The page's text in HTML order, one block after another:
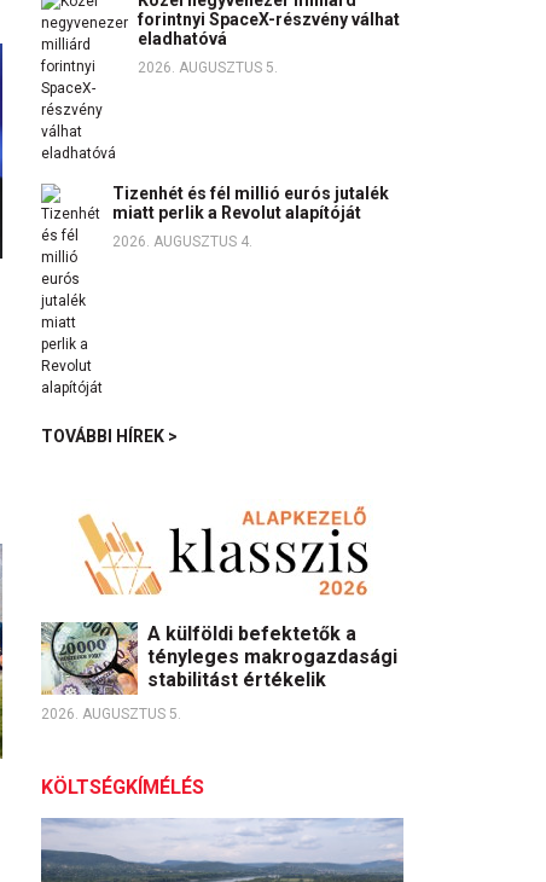
forintnyi SpaceX-részvény válhat
eladhatóvá
2026. AUGUSZTUS 5.
Tizenhét és fél millió eurós jutalék
miatt perlik a Revolut alapítóját
2026. AUGUSZTUS 4.
TOVÁBBI HÍREK >
A külföldi befektetők a
tényleges makrogazdasági
stabilitást értékelik
2026. AUGUSZTUS 5.
KÖLTSÉGKÍMÉLÉS